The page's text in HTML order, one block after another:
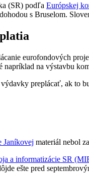
(SR) podľa Európskej
s Bruselom.
eurofondových
na výstavbu
preplácať, ak to
Janíkovej materiál nebol
a informatizácie SR
ešte pred